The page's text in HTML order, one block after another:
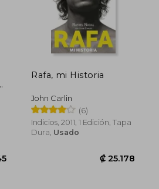
Rafa, mi Historia
John Carlin
(6)
Indicios, 2011, 1 Edición, Tapa
Dura, Usado